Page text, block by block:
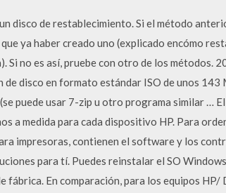
disco de restablecimiento. Si el método
ya haber creado uno (explicado encómo
Si no es así, pruebe con otro de los métodos.
de disco en formato estándar ISO de unos
puede usar 7-zip u otro programa similar …
a medida para cada dispositivo HP. Para
impresoras, contienen el software y los
para tí. Puedes reinstalar el SO
En comparación, para los equipos HP/